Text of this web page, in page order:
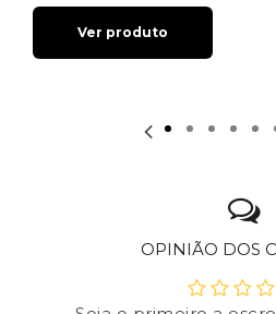
Ver produto
OPINIÃO DOS